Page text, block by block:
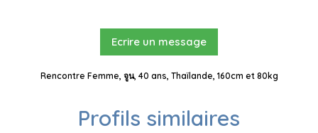
Ecrire un message
Rencontre Femme, จูน, 40 ans, Thaïlande, 160cm et 80kg
Profils similaires